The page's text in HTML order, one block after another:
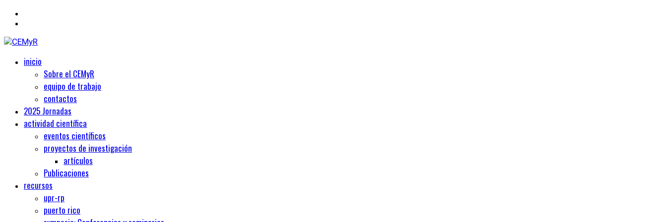
CEMyR
Centro de Estudios Medievales y Renacentistas
Primaryinicio
Sobre el CEMyR
equipo de trabajo
contactos
2025 Jornadas
actividad científica
eventos científicos
proyectos de investigación
artículos
Publicaciones
recursos
upr-rp
puerto rico